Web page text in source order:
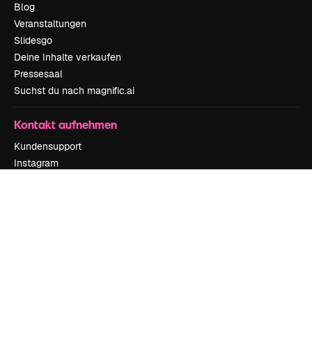
Blog
Veranstaltungen
Slidesgo
Deine Inhalte verkaufen
Pressesaal
Suchst du nach magnific.ai
Kontakt aufnehmen
Kundensupport
Instagram